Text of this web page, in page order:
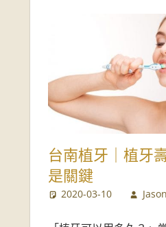
台南植牙｜植牙
是關鍵
2020-03-10